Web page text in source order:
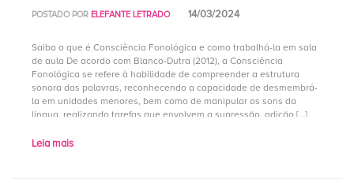
POSTADO POR ELEFANTE LETRADO 14/03/2024
Saiba o que é Consciência Fonológica e como trabalhá-la em sala
de aula De acordo com Blanco-Dutra (2012), a Consciência
Fonológica se refere à habilidade de compreender a estrutura
sonora das palavras, reconhecendo a capacidade de desmembrá-
la em unidades menores, bem como de manipular os sons da
língua, realizando tarefas que envolvem a supressão, adição […]
Leia mais